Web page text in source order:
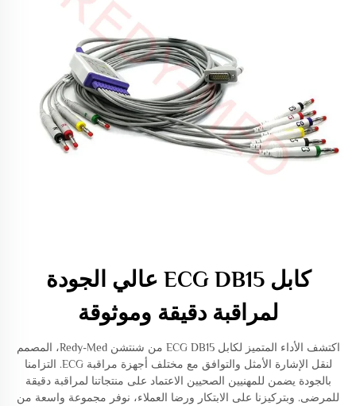
كابل ECG DB15 عالي الجودة
لمراقبة دقيقة وموثوقة
اكتشف الأداء المتميز لكابل ECG DB15 من شنتشن Redy-Med، المصمم
لنقل الإشارة الأمثل والتوافق مع مختلف أجهزة مراقبة ECG. التزامنا
بالجودة يضمن للمهنيين الصحيين الاعتماد على منتجاتنا لمراقبة دقيقة
للمرضى. وبتركيزنا على الابتكار ورضا العملاء، نوفر مجموعة واسعة من